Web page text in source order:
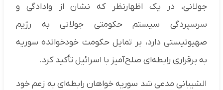
جولانی، در یک اظهارنظر که نشان از وادادگی و
سرسپردگی سیستم حکومتی جولانی به رژیم
صهیونیستی دارد، بر تمایل حکومت خودخوانده سوریه
به برقراری رابطه‌ای صلح‌آمیز با اسرائیل تأکید کرد.
الشیبانی مدعی شد سوریه خواهان رابطه‌ای به زعم خود